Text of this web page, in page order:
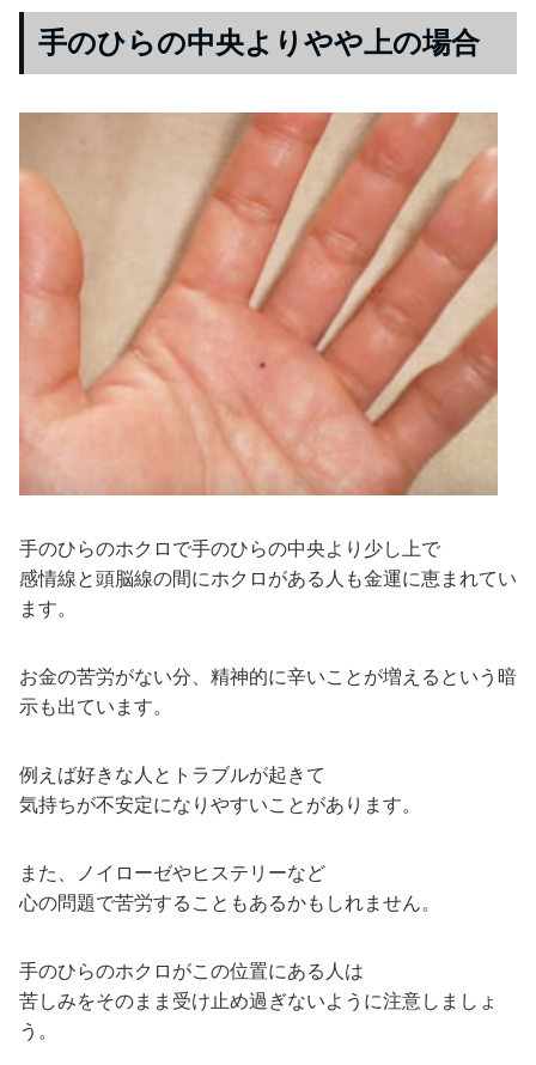
手のひらの中央よりやや上の場合
手のひらのホクロで手のひらの中央より少し上で
感情線と頭脳線の間にホクロがある人も金運に恵まれてい
ます。
お金の苦労がない分、精神的に辛いことが増えるという暗
示も出ています。
例えば好きな人とトラブルが起きて
気持ちが不安定になりやすいことがあります。
また、ノイローゼやヒステリーなど
心の問題で苦労することもあるかもしれません。
手のひらのホクロがこの位置にある人は
苦しみをそのまま受け止め過ぎないように注意しましょ
う。